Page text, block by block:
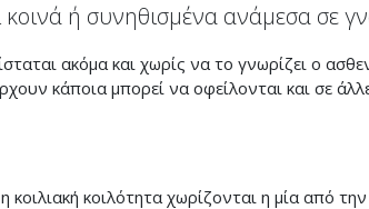
ή συνηθισμένα ανάμεσα σε
ακόμα και χωρίς να το γνωρίζει ο
κάποια μπορεί να οφείλονται και σε
κοιλιακή κοιλότητα χωρίζονται η μία από